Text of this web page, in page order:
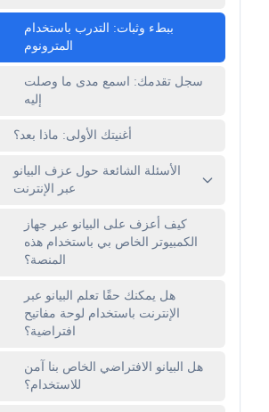
ببطء وثبات: التدرب باستخدام
المترونوم
سجل تقدمك: اسمع مدى ما وصلت
إليه
أغنيتك الأولى: ماذا بعد؟
الأسئلة الشائعة حول عزف البيانو
عبر الإنترنت
كيف أعزف على البيانو عبر جهاز
الكمبيوتر الخاص بي باستخدام هذه
المنصة؟
هل يمكنك حقًا تعلم البيانو عبر
الإنترنت باستخدام لوحة مفاتيح
افتراضية؟
هل البيانو الافتراضي الخاص بنا آمن
للاستخدام؟